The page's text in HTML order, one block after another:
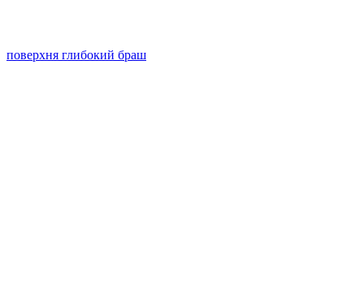
поверхня глибокий браш